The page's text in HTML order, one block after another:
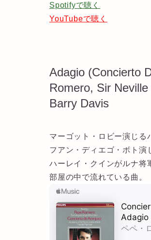
Spotifyで聴く
YouTubeで聴く
Adagio (Concierto
Romero, Sir
Barry Davis
マーゴット・ロビー演じる
フアン・ディエゴ・ボト演
ハーレイ・クインがルナ将
部屋の中で流れている曲。